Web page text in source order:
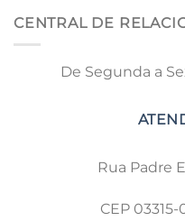
CENTRAL DE
De Segunda a
Rua Padre
CEP